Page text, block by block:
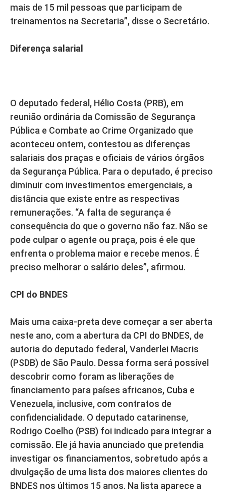
mais de 15 mil pessoas que participam de
treinamentos na Secretaria”, disse o Secretário.
Diferença salarial
O deputado federal, Hélio Costa (PRB), em
reunião ordinária da Comissão de Segurança
Pública e Combate ao Crime Organizado que
aconteceu ontem, contestou as diferenças
salariais dos praças e oficiais de vários órgãos
da Segurança Pública. Para o deputado, é preciso
diminuir com investimentos emergenciais, a
distância que existe entre as respectivas
remunerações. “A falta de segurança é
consequência do que o governo não faz. Não se
pode culpar o agente ou praça, pois é ele que
enfrenta o problema maior e recebe menos. É
preciso melhorar o salário deles”, afirmou.
CPI do BNDES
Mais uma caixa-preta deve começar a ser aberta
neste ano, com a abertura da CPI do BNDES, de
autoria do deputado federal, Vanderlei Macris
(PSDB) de São Paulo. Dessa forma será possível
descobrir como foram as liberações de
financiamento para países africanos, Cuba e
Venezuela, inclusive, com contratos de
confidencialidade. O deputado catarinense,
Rodrigo Coelho (PSB) foi indicado para integrar a
comissão. Ele já havia anunciado que pretendia
investigar os financiamentos, sobretudo após a
divulgação de uma lista dos maiores clientes do
BNDES nos últimos 15 anos. Na lista aparece a